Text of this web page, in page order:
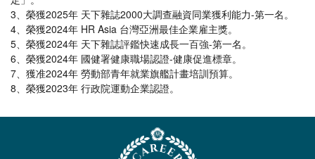
3、榮獲2025年 天下雜誌2000大調查融資同業獲利能力-第一名。
4、榮獲2024年 HR Asia 台灣亞洲最佳企業雇主獎。
5、榮獲2024年 天下雜誌評鑑快速成長一百強-第一名。
6、榮獲2024年 國健署健康職場認證-健康促進標章。
7、獲准2024年 勞動部青年就業旗艦計畫培訓預算。
8、榮獲2023年 行政院運動企業認證。